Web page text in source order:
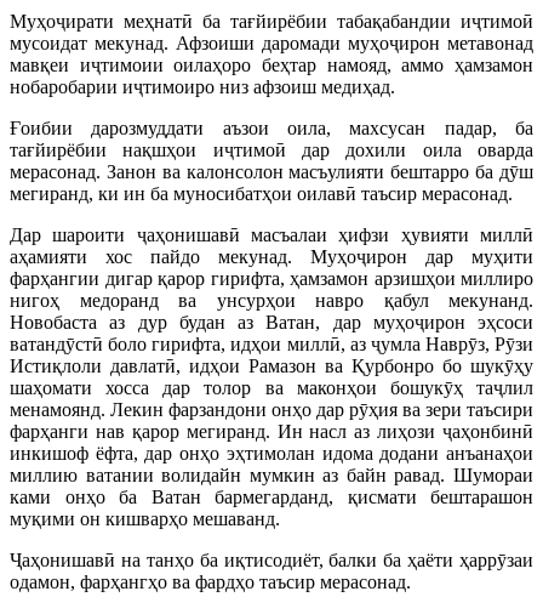
Муҳоҷирати меҳнатӣ ба тағйирёбии табақабандии иҷтимоӣ
мусоидат мекунад. Афзоиши даромади муҳоҷирон метавонад
мавқеи иҷтимоии оилаҳоро беҳтар намояд, аммо ҳамзамон
нобаробарии иҷтимоиро низ афзоиш медиҳад.
Ғоибии дарозмуддати аъзои оила, махсусан падар, ба
тағйирёбии нақшҳои иҷтимоӣ дар дохили оила оварда
мерасонад. Занон ва калонсолон масъулияти бештарро ба дӯш
мегиранд, ки ин ба муносибатҳои оилавӣ таъсир мерасонад.
Дар шароити ҷаҳонишавӣ масъалаи ҳифзи ҳувияти миллӣ
аҳамияти хос пайдо мекунад. Муҳоҷирон дар муҳити
фарҳангии дигар қарор гирифта, ҳамзамон арзишҳои миллиро
нигоҳ медоранд ва унсурҳои навро қабул мекунанд.
Новобаста аз дур будан аз Ватан, дар муҳоҷирон эҳсоси
ватандӯстӣ боло гирифта, идҳои миллӣ, аз ҷумла Наврӯз, Рӯзи
Истиқлоли давлатӣ, идҳои Рамазон ва Қурбонро бо шукӯҳу
шаҳомати хосса дар толор ва маконҳои бошукӯҳ таҷлил
менамоянд. Лекин фарзандони онҳо дар рӯҳия ва зери таъсири
фарҳанги нав қарор мегиранд. Ин насл аз лиҳози ҷаҳонбинӣ
инкишоф ёфта, дар онҳо эҳтимолан идома додани анъанаҳои
миллию ватании волидайн мумкин аз байн равад. Шумораи
ками онҳо ба Ватан бармегарданд, қисмати бештарашон
муқими он кишварҳо мешаванд.
Ҷаҳонишавӣ на танҳо ба иқтисодиёт, балки ба ҳаёти ҳаррӯзаи
одамон, фарҳангҳо ва фардҳо таъсир мерасонад.